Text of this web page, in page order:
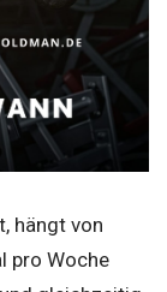
hängt von
pro Woche